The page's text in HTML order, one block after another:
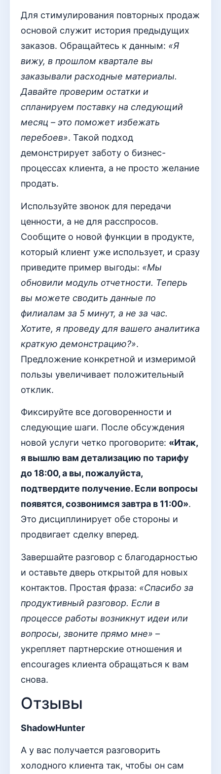
Для стимулирования повторных продаж
основой служит история предыдущих
заказов. Обращайтесь к данным: «Я
вижу, в прошлом квартале вы
заказывали расходные материалы.
Давайте проверим остатки и
спланируем поставку на следующий
месяц – это поможет избежать
перебоев». Такой подход
демонстрирует заботу о бизнес-
процессах клиента, а не просто желание
продать.
Используйте звонок для передачи
ценности, а не для расспросов.
Сообщите о новой функции в продукте,
который клиент уже использует, и сразу
приведите пример выгоды: «Мы
обновили модуль отчетности. Теперь
вы можете сводить данные по
филиалам за 5 минут, а не за час.
Хотите, я проведу для вашего аналитика
краткую демонстрацию?».
Предложение конкретной и измеримой
пользы увеличивает положительный
отклик.
Фиксируйте все договоренности и
следующие шаги. После обсуждения
новой услуги четко проговорите: «Итак,
я вышлю вам детализацию по тарифу
до 18:00, а вы, пожалуйста,
подтвердите получение. Если вопросы
появятся, созвонимся завтра в 11:00».
Это дисциплинирует обе стороны и
продвигает сделку вперед.
Завершайте разговор с благодарностью
и оставьте дверь открытой для новых
контактов. Простая фраза: «Спасибо за
продуктивный разговор. Если в
процессе работы возникнут идеи или
вопросы, звоните прямо мне» –
укрепляет партнерские отношения и
encourages клиента обращаться к вам
снова.
Отзывы
ShadowHunter
А у вас получается разговорить
холодного клиента так, чтобы он сам